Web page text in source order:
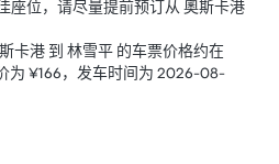
座位，请尽量提前预订从 奧斯卡港
卡港 到 林雪平 的车票价格约在
为 ¥166，发车时间为 2026-08-